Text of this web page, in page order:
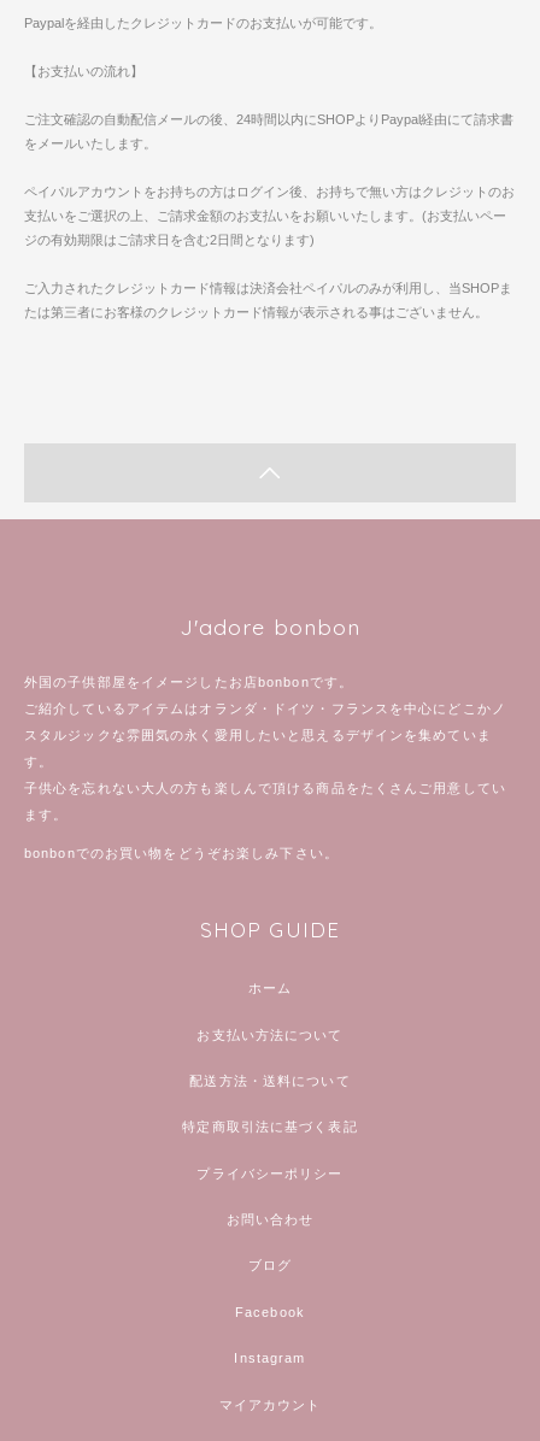
Paypalを経由したクレジットカードのお支払いが可能です。
【お支払いの流れ】
ご注文確認の自動配信メールの後、24時間以内にSHOPよりPaypal経由にて請求書
をメールいたします。
ペイパルアカウントをお持ちの方はログイン後、お持ちで無い方はクレジットのお
支払いをご選択の上、ご請求金額のお支払いをお願いいたします。(お支払いペー
ジの有効期限はご請求日を含む2日間となります)
ご入力されたクレジットカード情報は決済会社ペイパルのみが利用し、当SHOPま
たは第三者にお客様のクレジットカード情報が表示される事はございません。
J'adore bonbon
外国の子供部屋をイメージしたお店bonbonです。
ご紹介しているアイテムはオランダ・ドイツ・フランスを中心にどこかノ
スタルジックな雰囲気の永く愛用したいと思えるデザインを集めていま
す。
子供心を忘れない大人の方も楽しんで頂ける商品をたくさんご用意してい
ます。
bonbonでのお買い物をどうぞお楽しみ下さい。
SHOP GUIDE
ホーム
お支払い方法について
配送方法・送料について
特定商取引法に基づく表記
プライバシーポリシー
お問い合わせ
ブログ
Facebook
Instagram
マイアカウント